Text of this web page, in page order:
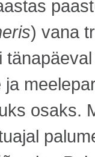
) vana
osaks.